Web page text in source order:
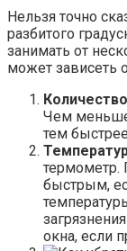
Нельзя точно
разбитого
занимать от
может зависеть
Чем меньше
тем
термометр.
быстрым,
окна, если